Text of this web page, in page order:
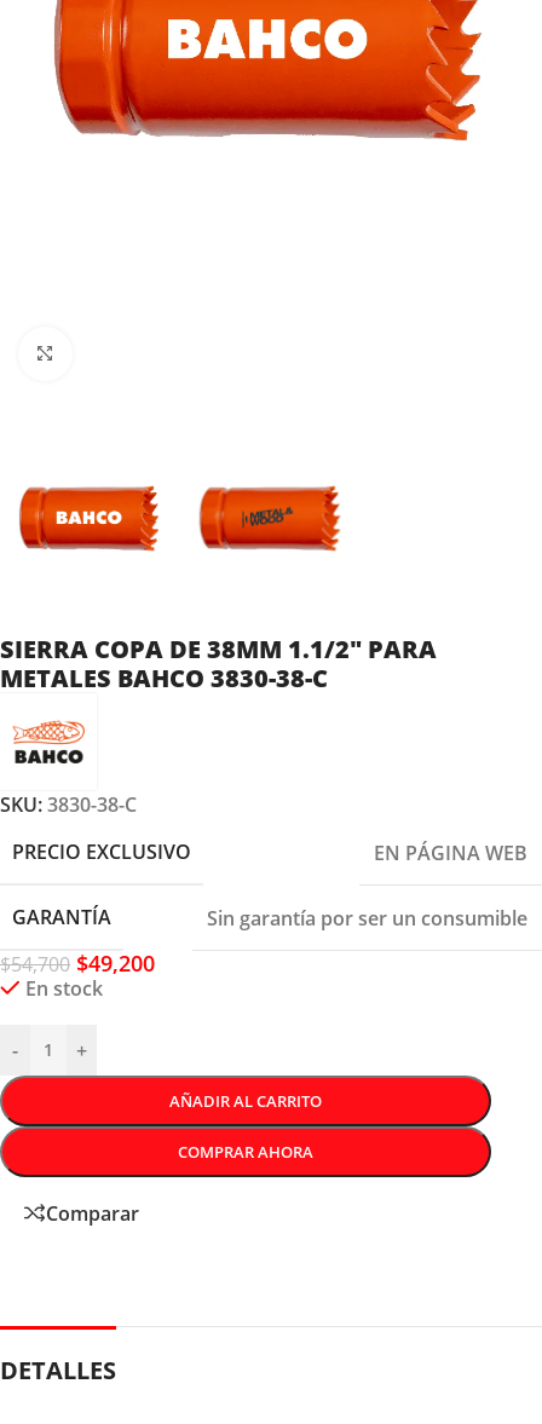
SIERRA COPA DE 38MM 1.1/2″ PARA
METALES BAHCO 3830-38-C
SKU:3830-38-C
PRECIO EXCLUSIVO
EN PÁGINA WEB
GARANTÍA
Sin garantía por ser un consumible
$54,700 $49,200
En stock
- +
AÑADIR AL CARRITO
COMPRAR AHORA
Comparar
DETALLES